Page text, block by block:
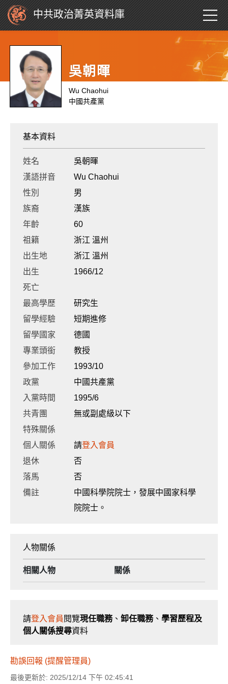
中共政治菁英資料庫
吳朝暉
Wu Chaohui
中國共產黨
基本資料
姓名
吳朝暉
漢語拼音
Wu Chaohui
性別
男
族裔
漢族
年齡
60
祖籍
浙江 溫州
出生地
浙江 溫州
出生
1966/12
死亡
最高學歷
研究生
留學經驗
短期進修
留學國家
德國
專業頭銜
教授
參加工作
1993/10
政黨
中國共產黨
入黨時間
1995/6
共青團
無或副處級以下
特殊關係
個人關係
請登入會員
退休
否
落馬
否
備註
中國科學院院士，發展中國家科學
院院士。
人物關係
相關人物 關係
請登入會員 閱覽現任職務、 卸任職務、 學習歷程及
個人關係搜尋資料
勘誤回報 (提醒管理員)
最後更新於: 2025/12/14 下午 02:45:41